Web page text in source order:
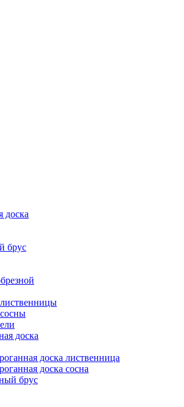
доска
брус
доска
доска лиственница
доска сосна
брус